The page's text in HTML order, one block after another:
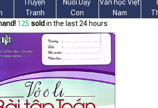
Truyện
Tranh
Nuôi Dạy
Con
Văn học Việt
Nam
125 sold in the last 24 hours